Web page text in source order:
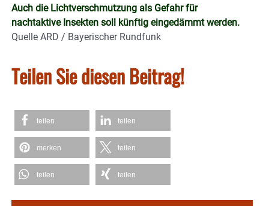
Auch die Lichtverschmutzung als Gefahr für
nachtaktive Insekten soll künftig eingedämmt werden.
Quelle ARD / Bayerischer Rundfunk
Teilen Sie diesen Beitrag!
teilen teilen
merken teilen
teilen teilen